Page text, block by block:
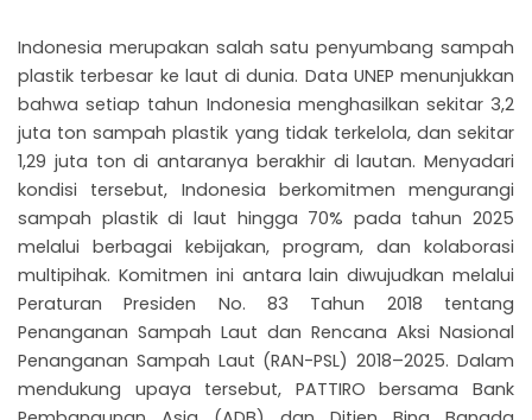
Indonesia merupakan salah satu penyumbang sampah
plastik terbesar ke laut di dunia. Data UNEP menunjukkan
bahwa setiap tahun Indonesia menghasilkan sekitar 3,2
juta ton sampah plastik yang tidak terkelola, dan sekitar
1,29 juta ton di antaranya berakhir di lautan. Menyadari
kondisi tersebut, Indonesia berkomitmen mengurangi
sampah plastik di laut hingga 70% pada tahun 2025
melalui berbagai kebijakan, program, dan kolaborasi
multipihak. Komitmen ini antara lain diwujudkan melalui
Peraturan Presiden No. 83 Tahun 2018 tentang
Penanganan Sampah Laut dan Rencana Aksi Nasional
Penanganan Sampah Laut (RAN-PSL) 2018–2025. Dalam
mendukung upaya tersebut, PATTIRO bersama Bank